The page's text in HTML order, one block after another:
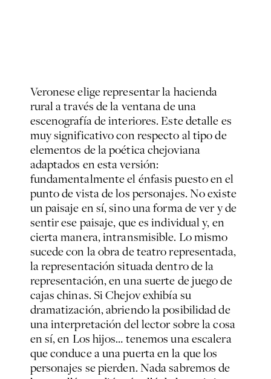
Veronese elige representar la hacienda
rural a través de la ventana de una
escenografía de interiores. Este detalle es
muy significativo con respecto al tipo de
elementos de la poética chejoviana
adaptados en esta versión:
fundamentalmente el énfasis puesto en el
punto de vista de los personajes. No existe
un paisaje en sí, sino una forma de ver y de
sentir ese paisaje, que es individual y, en
cierta manera, intransmisible. Lo mismo
sucede con la obra de teatro representada,
la representación situada dentro de la
representación, en una suerte de juego de
cajas chinas. Si Chejov exhibía su
dramatización, abriendo la posibilidad de
una interpretación del lector sobre la cosa
en sí, en Los hijos… tenemos una escalera
que conduce a una puerta en la que los
personajes se pierden. Nada sabremos de